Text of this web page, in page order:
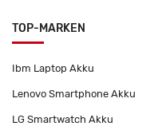
TOP-MARKEN
Ibm Laptop Akku
Lenovo Smartphone Akku
LG Smartwatch Akku